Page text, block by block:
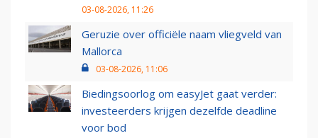
03-08-2026, 11:26
Geruzie over officiële naam vliegveld van
Mallorca
03-08-2026, 11:06
Biedingsoorlog om easyJet gaat verder:
investeerders krijgen dezelfde deadline
voor bod